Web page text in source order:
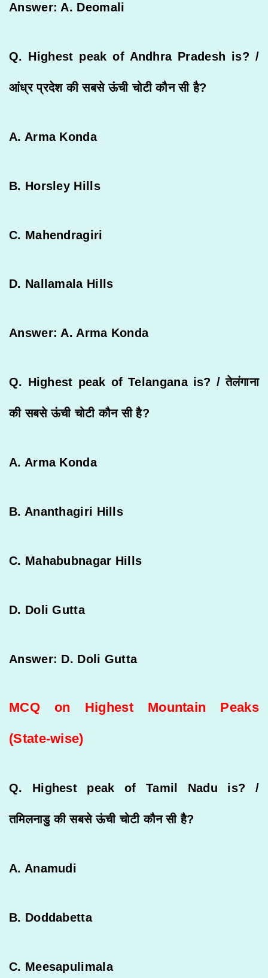
Answer: A. Deomali
Q. Highest peak of Andhra Pradesh is? /
आंध्र प्रदेश की सबसे ऊंची चोटी कौन सी है?
A. Arma Konda
B. Horsley Hills
C. Mahendragiri
D. Nallamala Hills
Answer: A. Arma Konda
Q. Highest peak of Telangana is? /तेलंगाना
की सबसे ऊंची चोटी कौन सी है?
A. Arma Konda
B. Ananthagiri Hills
C. Mahabubnagar Hills
D. Doli Gutta
Answer: D. Doli Gutta
MCQ on Highest Mountain Peaks
(State-wise)
Q. Highest peak of Tamil Nadu is? /
तमिलनाडु की सबसे ऊंची चोटी कौन सी है?
A. Anamudi
B. Doddabetta
C. Meesapulimala